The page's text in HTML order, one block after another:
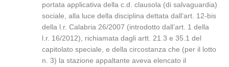
portata applicativa della c.d. clausola (di salvaguardia)
sociale, alla luce della disciplina dettata dall’art. 12-bis
della l.r. Calabria 26/2007 (introdotto dall’art. 1 della
l.r. 16/2012), richiamata dagli artt. 21.3 e 35.1 del
capitolato speciale, e della circostanza che (per il lotto
n. 3) la stazione appaltante aveva elencato il